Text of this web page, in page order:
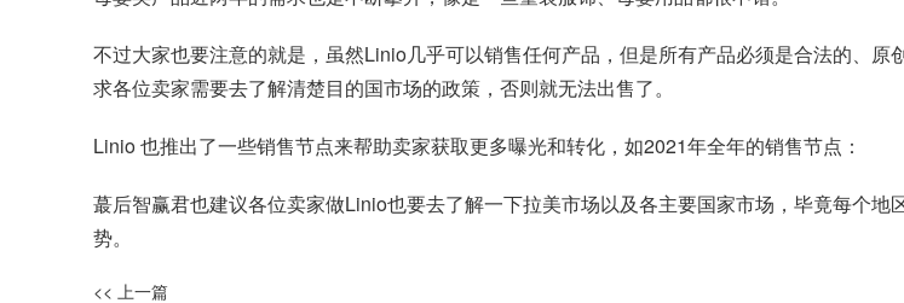
不过大家也要注意的就是，虽然Linio几乎可以销售任何产品，但是所有产品必须是合法的、原
求各位卖家需要去了解清楚目的国市场的政策，否则就无法出售了。
Linio 也推出了一些销售节点来帮助卖家获取更多曝光和转化，如2021年全年的销售节点：
蕞后智赢君也建议各位卖家做Linio也要去了解一下拉美市场以及各主要国家市场，毕竟每个地
势。
<< 上一篇